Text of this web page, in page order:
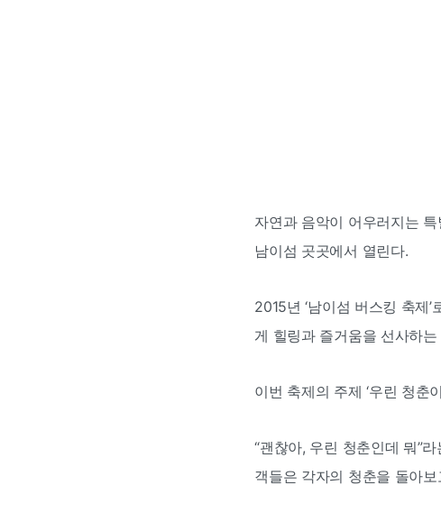
자연과 음악이 어우러지는
남이섬 곳곳에서 열린다.
2015년 ‘남이섬 버스킹 축제
게 힐링과 즐거움을 선사하
이번 축제의 주제 ‘우린 청춘
“괜찮아, 우린 청춘인데 뭐”
객들은 각자의 청춘을 돌아